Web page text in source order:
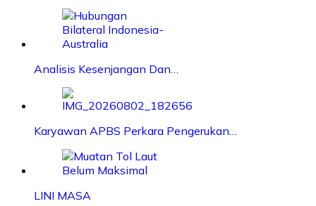
Analisis Kesenjangan Dan…
Karyawan APBS Perkara Pengerukan…
LINI MASA